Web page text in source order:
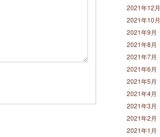
2021年12月
2021年10月
2021年9月
2021年8月
2021年7月
2021年6月
2021年5月
2021年4月
2021年3月
2021年2月
2021年1月